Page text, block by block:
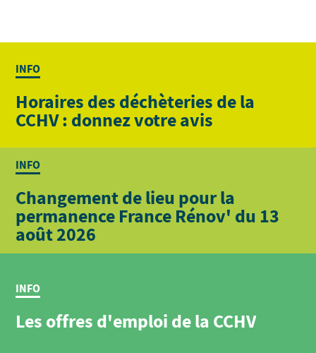
INFO
Horaires des déchèteries de la
CCHV : donnez votre avis
INFO
Changement de lieu pour la
permanence France Rénov' du 13
août 2026
INFO
Les offres d'emploi de la CCHV